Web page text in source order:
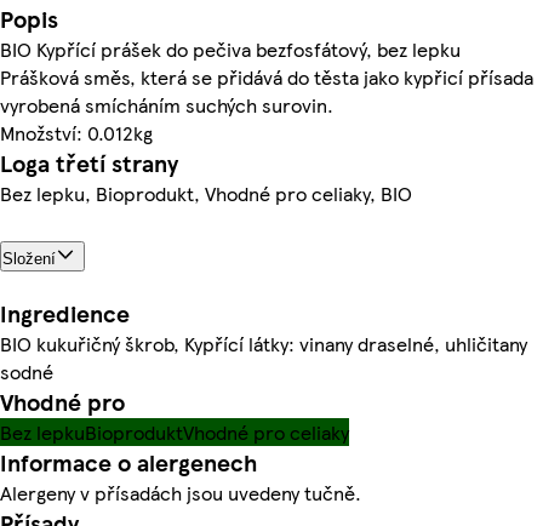
Popis
BIO Kypřící prášek do pečiva bezfosfátový, bez lepku
Prášková směs, která se přidává do těsta jako kypřicí přísada
vyrobená smícháním suchých surovin.
Množství: 0.012kg
Loga třetí strany
Bez lepku, Bioprodukt, Vhodné pro celiaky, BIO
Složení
Ingredience
BIO kukuřičný škrob, Kypřící látky: vinany draselné, uhličitany
sodné
Vhodné pro
Bez lepkuBioproduktVhodné pro celiaky
Informace o alergenech
Alergeny v přísadách jsou uvedeny tučně.